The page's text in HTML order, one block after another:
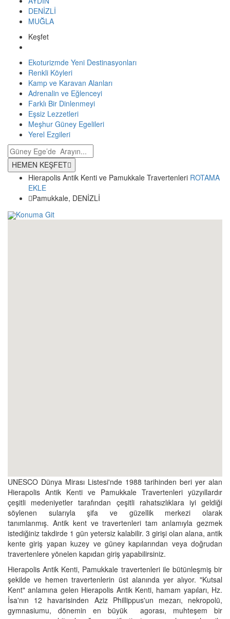
DENİZLİ
MUĞLA
Keşfet
Ekoturizmde Yeni Destinasyonları
Renkli Köyleri
Kamp ve Karavan Alanları
Adrenalin ve Eğlenceyi
Farklı Bir Dinlenmeyi
Eşsiz Lezzetleri
Meşhur Güney Egelileri
Yerel Ezgileri
HEMEN KEŞFET
Hierapolis Antik Kenti ve Pamukkale Travertenleri ROTAMA
EKLE
Pamukkale, DENİZLİ
Konuma Git
UNESCO Dünya Mirası Listesi'nde 1988 tarihinden beri yer alan
Hierapolis Antik Kenti ve Pamukkale Travertenleri yüzyıllardır
çeşitli medeniyetler tarafından çeşitli rahatsızlıklara iyi geldiği
söylenen sularıyla şifa ve güzellik merkezi olarak
tanımlanmış. Antik kent ve travertenleri tam anlamıyla gezmek
istediğiniz takdirde 1 gün yetersiz kalabilir. 3 girişi olan alana, antik
kente giriş yapan kuzey ve güney kapılarından veya doğrudan
travertenlere yönelen kapıdan giriş yapabilirsiniz.
Hierapolis Antik Kenti, Pamukkale travertenleri ile bütünleşmiş bir
şekilde ve hemen travertenlerin üst alanında yer alıyor. "Kutsal
Kent" anlamına gelen Hierapolis Antik Kenti, hamam yapıları, Hz.
İsa'nın 12 havarisinden Aziz Phillippus'un mezarı, nekropolü,
gymnasiumu, dönemin en büyük agorası, muhteşem bir